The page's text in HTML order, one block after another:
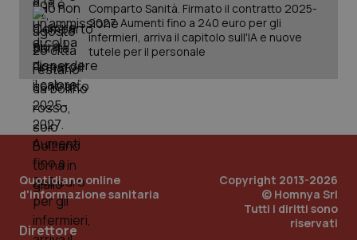
Comparto Sanità. Firmato il contratto 2025-
2027. Aumenti fino a 240 euro per gli
infermieri, arriva il capitolo sull'IA e nuove
tutele per il personale
Quotidiano online
d'informazione sanitaria
Direttore
Copyright 2013-2026
© Homnya Srl
Tutti i diritti sono
riservati